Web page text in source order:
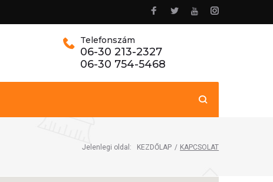
Telefonszám
06-30 213-2327
06-30 754-5468
Jelenlegi oldal: KEZDŐLAP / KAPCSOLAT